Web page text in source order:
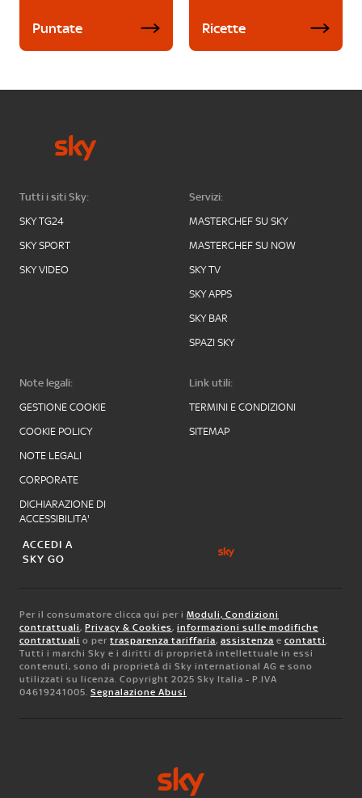
Puntate Ricette
Tutti i siti Sky:
SKY TG24
SKY SPORT
SKY VIDEO
Servizi:
MASTERCHEF SU SKY
MASTERCHEF SU NOW
SKY TV
SKY APPS
SKY BAR
SPAZI SKY
Note legali:
GESTIONE COOKIE
COOKIE POLICY
NOTE LEGALI
CORPORATE
DICHIARAZIONE DI
ACCESSIBILITA'
Link utili:
TERMINI E CONDIZIONI
SITEMAP
ACCEDI A
SKY GO
Per il consumatore clicca qui per i Moduli, Condizioni
contrattuali, Privacy & Cookies, informazioni sulle modifiche
contrattuali o per trasparenza tariffaria, assistenza e contatti.
Tutti i marchi Sky e i diritti di proprietà intellettuale in essi
contenuti, sono di proprietà di Sky international AG e sono
utilizzati su licenza. Copyright 2025 Sky Italia - P.IVA
04619241005. Segnalazione Abusi